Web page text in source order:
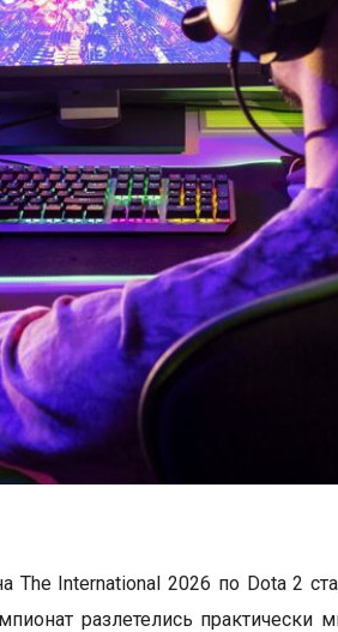
The International 2026 по Dota 2
разлетелись практически